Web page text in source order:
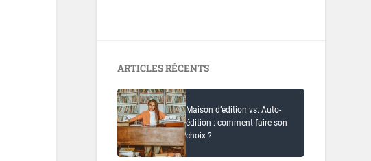
ARTICLES RÉCENTS
Maison d’édition vs. Auto-
édition : comment faire son
choix ?